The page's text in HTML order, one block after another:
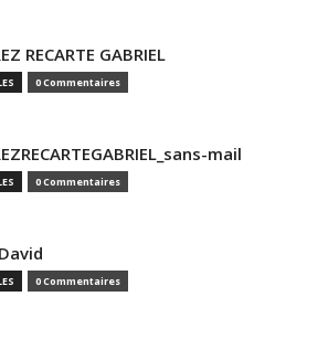
RECARTE GABRIEL
0 Commentaires
mail
0 Commentaires
0 Commentaires